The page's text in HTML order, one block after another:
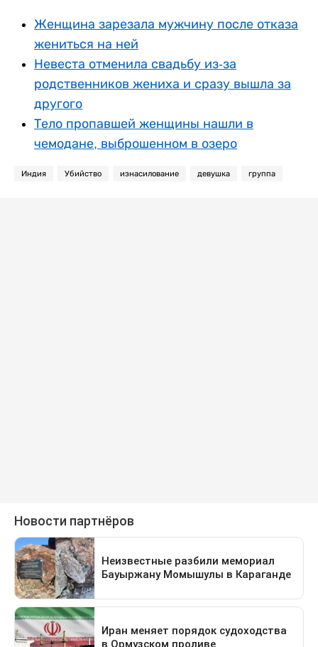
Женщина зарезала мужчину после отказа
жениться на ней
Невеста отменила свадьбу из-за
родственников жениха и сразу вышла за
другого
Тело пропавшей женщины нашли в
чемодане, выброшенном в озеро
Индия Убийство изнасилование девушка группа